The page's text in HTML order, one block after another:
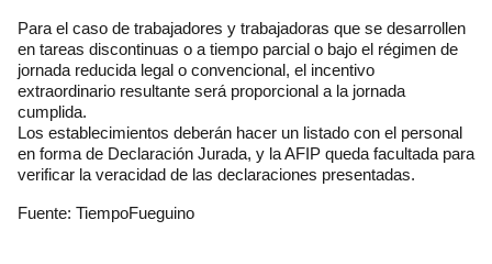
Para el caso de trabajadores y trabajadoras que se desarrollen
en tareas discontinuas o a tiempo parcial o bajo el régimen de
jornada reducida legal o convencional, el incentivo
extraordinario resultante será proporcional a la jornada
cumplida.
Los establecimientos deberán hacer un listado con el personal
en forma de Declaración Jurada, y la AFIP queda facultada para
verificar la veracidad de las declaraciones presentadas.
Fuente: TiempoFueguino